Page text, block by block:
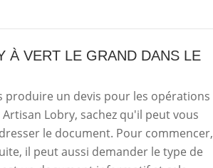
À VERT LE GRAND DANS LE
produire un devis pour les opérations
Lobry, sachez qu'il peut vous
le document. Pour commencer,
il peut aussi demander le type de